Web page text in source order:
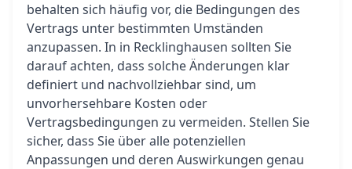
behalten sich häufig vor, die Bedingungen des
Vertrags unter bestimmten Umständen
anzupassen. In in Recklinghausen sollten Sie
darauf achten, dass solche Änderungen klar
definiert und nachvollziehbar sind, um
unvorhersehbare Kosten oder
Vertragsbedingungen zu vermeiden. Stellen Sie
sicher, dass Sie über alle potenziellen
Anpassungen und deren Auswirkungen genau